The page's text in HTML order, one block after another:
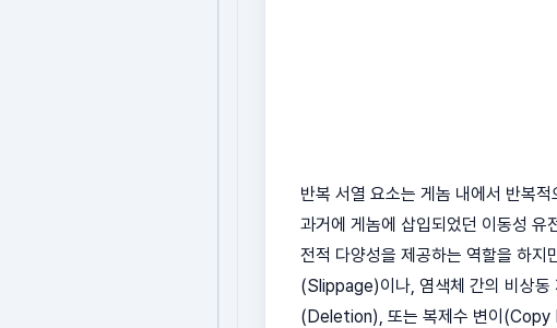
반복 서열 요소는 게놈 내에서 반복
과거에 게놈에 삽입되었던 이동성
전적 다양성을 제공하는 역할을 하
(Slippage)이나, 염색체 간의 비상
(Deletion), 또는 복제수 변이(Copy